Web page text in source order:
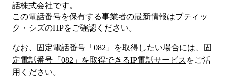
話株式会社です。
この電話番号を保有する事業者の最新情報はブティッ
ク・シズのHPをご確認ください。
なお、固定電話番号「 082 」を取得したい場合には、
固
定電話番号「 082 」を取得できるIP電話サービス をご活
用ください。